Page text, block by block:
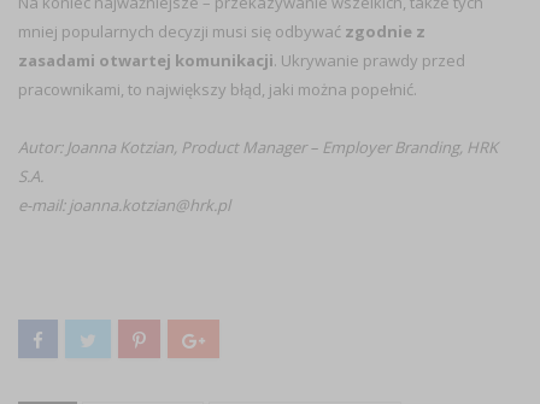
mniej popularnych decyzji musi się odbywać zgodnie z
zasadami otwartej komunikacji. Ukrywanie prawdy przed
pracownikami, to największy błąd, jaki można popełnić.
Autor: Joanna Kotzian, Product Manager – Employer Branding, HRK
S.A.
e-mail: joanna.kotzian@hrk.pl